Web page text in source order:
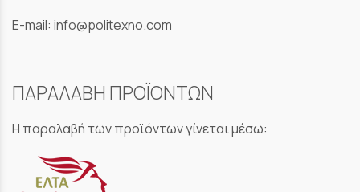
E-mail: info@politexno.com
ΠΑΡΑΛΑΒΗ ΠΡΟΪΟΝΤΩΝ
Η παραλαβή των προϊόντων γίνεται μέσω: